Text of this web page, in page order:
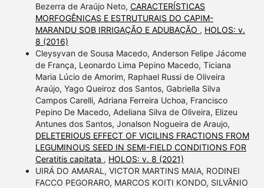
Bezerra de Araújo Neto, CARACTERÍSTICAS
MORFOGÊNICAS E ESTRUTURAIS DO CAPIM-
MARANDU SOB IRRIGAÇÃO E ADUBAÇÃO , HOLOS: v.
8 (2016)
Cleysyvan de Sousa Macedo, Anderson Felipe Jácome
de França, Leonardo Lima Pepino Macedo, Ticiana
Maria Lúcio de Amorim, Raphael Russi de Oliveira
Araújo, Yago Queiroz dos Santos, Gabriella Silva
Campos Carelli, Adriana Ferreira Uchoa, Francisco
Pepino De Macedo, Adeliana Silva de Oliveira, Elizeu
Antunes dos Santos, Jonalson Nogueira de Araujo,
DELETERIOUS EFFECT OF VICILINS FRACTIONS FROM
LEGUMINOUS SEED IN SEMI-FIELD CONDITIONS FOR
Ceratitis capitata , HOLOS: v. 8 (2021)
UIRÁ DO AMARAL, VICTOR MARTINS MAIA, RODINEI
FACCO PEGORARO, MARCOS KOITI KONDO, SILVÂNIO